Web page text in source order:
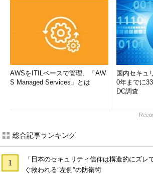
AWSをITILベースで管理、「AW
S Managed Services」とは
国内セキュ
0年までに
DC調査
総合記事ランキング
「日本のセキュリティ信仰は構造的にズ
ぐ救われる“左側”の防衛術